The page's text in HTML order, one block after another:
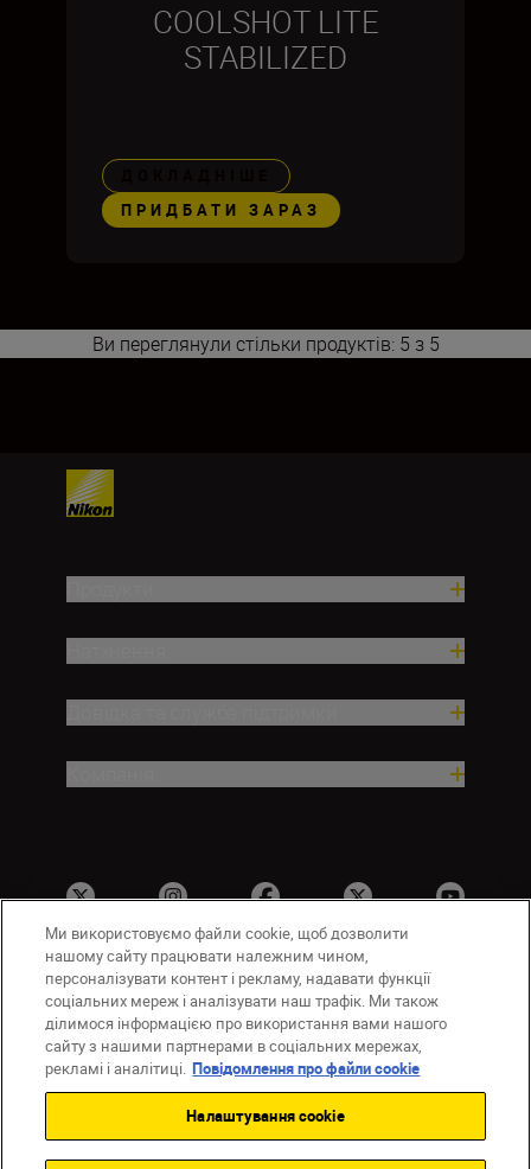
COOLSHOT LITE
STABILIZED
ПРИДБАТИ ЗАРАЗ
Ви переглянули стільки продуктів: 5 з 5
UA Сайти Nikon
Зв’язатися з нами
Політика конфіденційності
Умови використання
Повідомлення про файли cookie
Налаштування Cookie
Ми використовуємо файли cookie, щоб дозволити
нашому сайту працювати належним чином,
персоналізувати контент і рекламу, надавати функції
соціальних мереж і аналізувати наш трафік. Ми також
ділимося інформацією про використання вами нашого
сайту з нашими партнерами в соціальних мережах,
рекламі і аналітиці. Повідомлення про файли cookie
Налаштування cookie